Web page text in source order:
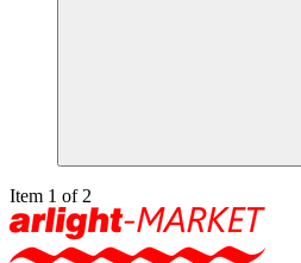
Item 1 of 2